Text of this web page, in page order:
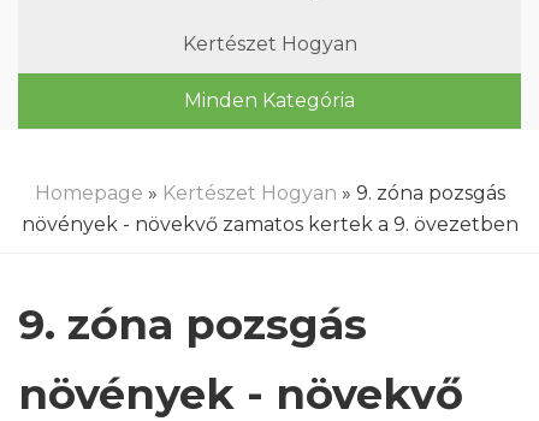
Kertészet Hogyan
Minden Kategória
Homepage » Kertészet Hogyan » 9. zóna pozsgás
növények - növekvő zamatos kertek a 9. övezetben
9. zóna pozsgás
növények - növekvő